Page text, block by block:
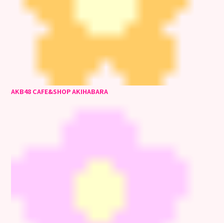
AKB48 CAFE&SHOP AKIHABARA